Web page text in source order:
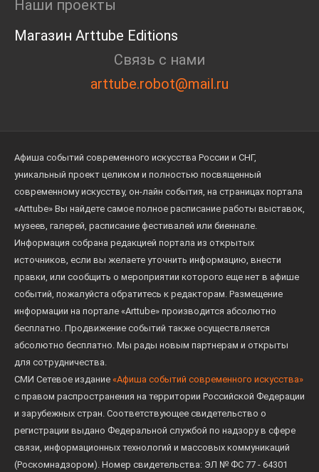
Наши проекты
Магазин Arttube Editions
Связь с нами
arttube.robot@mail.ru
Афиша событий современного искусства России и СНГ,
уникальный проект целиком и полностью посвященный
современному искусству, он-лайн события, на страницах портала
«Arttube» Вы найдете самое полное расписание работы выставок,
музеев, галерей, расписание фестивалей или биеннале.
Информация собрана редакцией портала из открытых
источников, если вы желаете уточнить информацию, внести
правки, или сообщить о мероприятии которого еще нет в афише
событий, пожалуйста обратитесь к редакторам. Размещение
информации на портале «Arttube» производится абсолютно
бесплатно. Продвижение событий также осуществляется
абсолютно бесплатно. Мы рады новым партнерам и открыты
для сотрудничества.
СМИ Сетевое издание «Афиша событий современного искусства»
с правом распространения на территории Российской Федерации
и зарубежных стран. Соответствующее свидетельство о
регистрации выдано Федеральной службой по надзору в сфере
связи, информационных технологий и массовых коммуникаций
(Роскомнадзором). Номер свидетельства: ЭЛ № ФС 77 - 64301